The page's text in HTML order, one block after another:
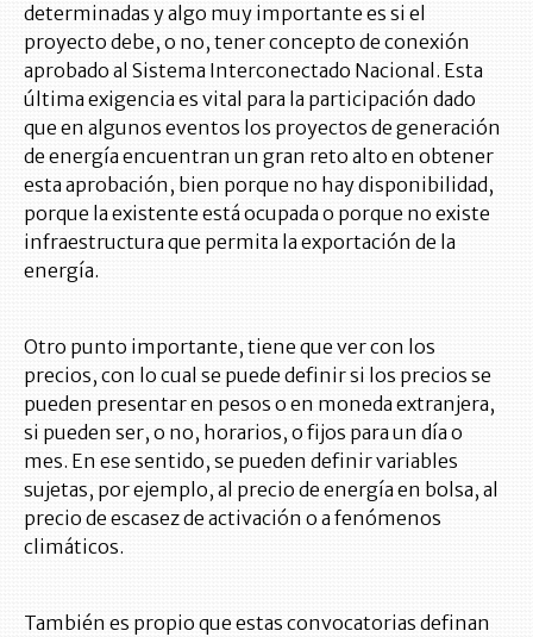
determinadas y algo muy importante es si el
proyecto debe, o no, tener concepto de conexión
aprobado al Sistema Interconectado Nacional. Esta
última exigencia es vital para la participación dado
que en algunos eventos los proyectos de generación
de energía encuentran un gran reto alto en obtener
esta aprobación, bien porque no hay disponibilidad,
porque la existente está ocupada o porque no existe
infraestructura que permita la exportación de la
energía.
Otro punto importante, tiene que ver con los
precios, con lo cual se puede definir si los precios se
pueden presentar en pesos o en moneda extranjera,
si pueden ser, o no, horarios, o fijos para un día o
mes. En ese sentido, se pueden definir variables
sujetas, por ejemplo, al precio de energía en bolsa, al
precio de escasez de activación o a fenómenos
climáticos.
También es propio que estas convocatorias definan